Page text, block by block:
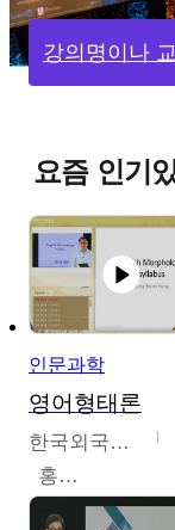
강의명이나
요즘 인기
인문과학
영어형태론
한국외국어대학교
홍성훈